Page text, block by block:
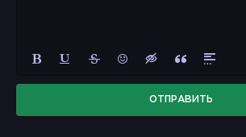
ОТПРАВИТЬ